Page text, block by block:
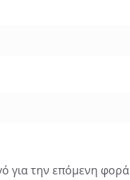
για την επόμενη φορά